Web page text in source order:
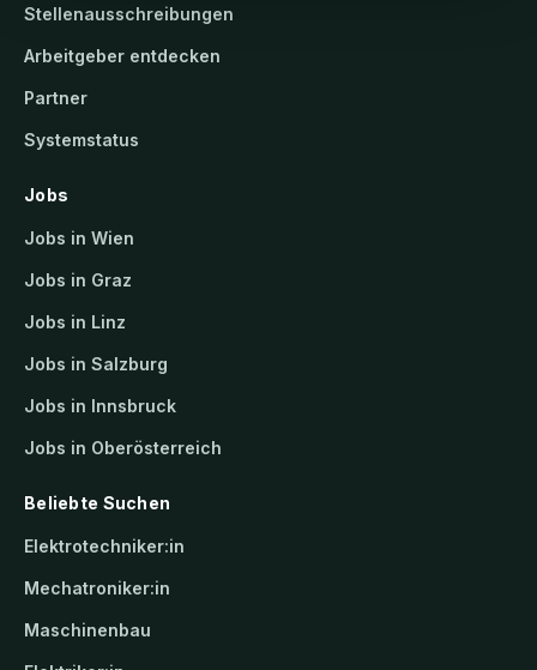
Stellenausschreibungen
Arbeitgeber entdecken
Partner
Systemstatus
Jobs
Jobs in Wien
Jobs in Graz
Jobs in Linz
Jobs in Salzburg
Jobs in Innsbruck
Jobs in Oberösterreich
Beliebte Suchen
Elektrotechniker:in
Mechatroniker:in
Maschinenbau